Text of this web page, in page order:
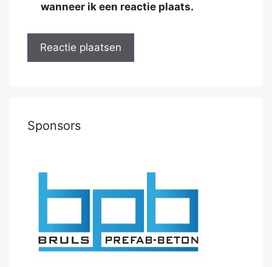
wanneer ik een reactie plaats.
Sponsors